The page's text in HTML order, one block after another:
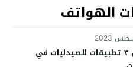
الهواتف
افضل ٣ تطبيقات للصيدليات في